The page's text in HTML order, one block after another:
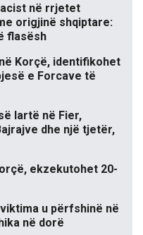
në rrjetet
origjinë shqiptare:
flasësh
Korçë, identifikohet
e Forcave të
lartë në Fier,
dhe një tjetër,
ekzekutohet 20-
u përfshinë në
në dorë